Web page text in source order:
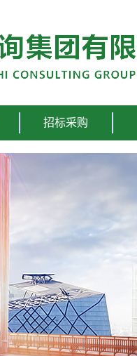
招标采购